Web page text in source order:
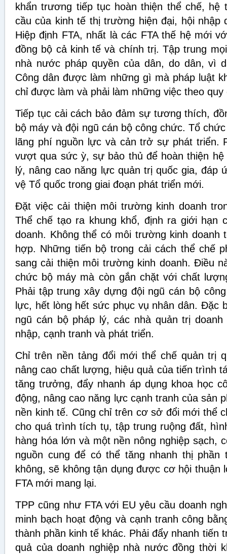
khẩn trương tiếp tục hoàn thiện thể chế, hệ
cầu của kinh tế thị trường hiện đại, hội nhập
Hiệp định FTA, nhất là các FTA thế hệ mới
đồng bộ cả kinh tế và chính trị. Tập trung
nhà nước pháp quyền của dân, do dân, vì
Công dân được làm những gì mà pháp luật
chỉ được làm và phải làm những việc theo quy
Tiếp tục cải cách bảo đảm sự tương thích,
bộ máy và đội ngũ cán bộ công chức. Tổ
lãng phí nguồn lực và cản trở sự phát triển.
vượt qua sức ỳ, sự bảo thủ để hoàn thiện
lý, nâng cao năng lực quản trị quốc gia, đáp
vệ Tổ quốc trong giai đoạn phát triển mới.
Đặt việc cải thiện môi trường kinh doanh
Thể chế tạo ra khung khổ, định ra giới hạn
doanh. Không thể có môi trường kinh doanh
hợp. Những tiến bộ trong cải cách thể chế
sang cải thiện môi trường kinh doanh. Điều
chức bộ máy mà còn gắn chặt với chất
Phải tập trung xây dựng đội ngũ cán bộ
lực, hết lòng hết sức phục vụ nhân dân. Đặc
ngũ cán bộ pháp lý, các nhà quản trị
nhập, cạnh tranh và phát triển.
Chỉ trên nền tảng đổi mới thể chế quản trị
nâng cao chất lượng, hiệu quả của tiến trình
tăng trưởng, đẩy nhanh áp dụng khoa học
động, nâng cao năng lực cạnh tranh của sản
nền kinh tế. Cũng chỉ trên cơ sở đổi mới thể
cho quá trình tích tụ, tập trung ruộng đất,
hàng hóa lớn và một nền nông nghiệp sạch,
nguồn cung để có thể tăng nhanh thị
không, sẽ không tận dụng được cơ hội thuận
FTA mới mang lại.
TPP cũng như FTA với EU yêu cầu doanh
minh bạch hoạt động và cạnh tranh công
thành phần kinh tế khác. Phải đẩy nhanh tiến
quả của doanh nghiệp nhà nước đồng thời